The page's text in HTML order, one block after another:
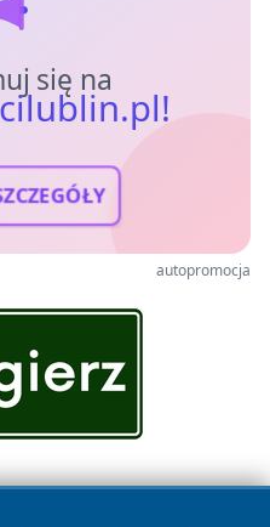
się na
autopromocja